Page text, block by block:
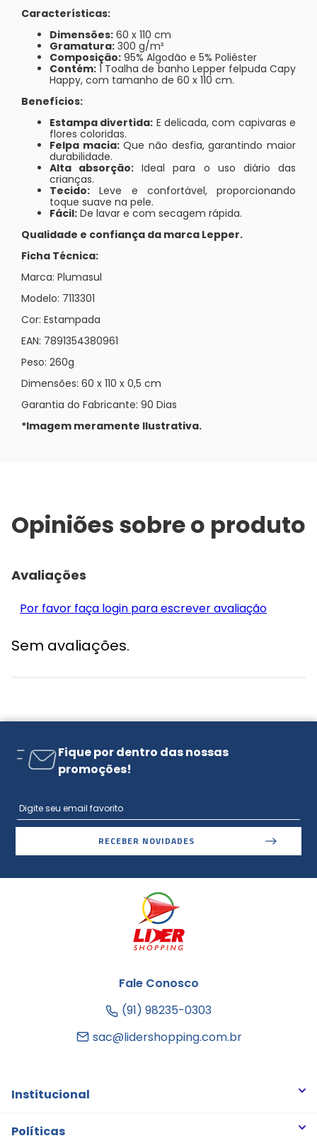
Características:
Dimensões: 60 x 110 cm
Gramatura: 300 g/m²
Composição: 95% Algodão e 5% Poliéster
Contém: 1 Toalha de banho Lepper felpuda Capy
Happy, com tamanho de 60 x 110 cm.
Benefícios:
Estampa divertida: E delicada, com capivaras e
flores coloridas.
Felpa macia:Que não desfia, garantindo maior
durabilidade.
Alta absorção: Ideal para o uso diário das
crianças.
Tecido: Leve e confortável, proporcionando
toque suave na pele.
Fácil: De lavar e com secagem rápida.
Qualidade e confiança da marca Lepper.
Ficha Técnica:
Marca: Plumasul
Modelo: 7113301
Cor: Estampada
EAN: 7891354380961
Peso: 260g
Dimensões: 60 x 110 x 0,5 cm
Garantia do Fabricante: 90 Dias
*Imagem meramente Ilustrativa.
Opiniões sobre o produto
Avaliações
Por favor faça login para escrever avaliação
Sem avaliações.
Fique por dentro das nossas
promoções!
RECEBER NOVIDADES
Fale Conosco
(91) 98235-0303
sac@lidershopping.com.br
Institucional
Quem somos
Políticas